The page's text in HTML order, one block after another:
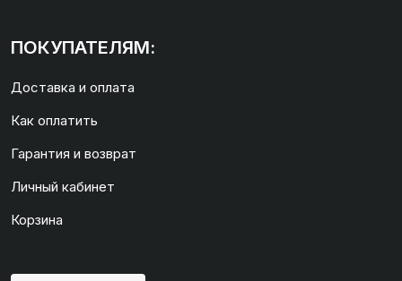
ПОКУПАТЕЛЯМ:
Доставка и оплата
Как оплатить
Гарантия и возврат
Личный кабинет
Корзина